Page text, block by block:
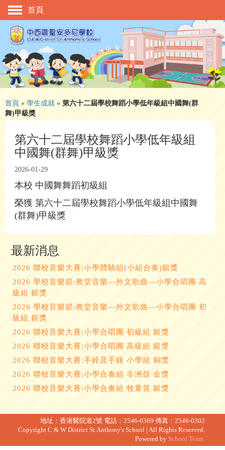
主頁
校慶活動
管理與組織
學與教
校風及學生支援
學生表現
相片及影片
入學申請
家長教師會
校友會
首頁
首頁 » 學生成就 » 第六十二屆學校舞蹈小學低年級組中國舞(群
舞)甲級獎
第六十二屆學校舞蹈小學低年級組
中國舞(群舞)甲級獎
2026-01-29
本校 中國舞舞蹈初級組
榮獲 第六十二屆學校舞蹈小學低年級組中國舞
(群舞)甲級獎
最新消息
2026 聯校音樂大賽:小學體驗組(小組合奏)銀獎
2026 學校音樂節:教堂音樂—外文歌曲—小學合唱團 高
級組 銀獎
2026 學校音樂節:教堂音樂—外文歌曲—小學合唱團 初
級組 銀獎
2026 聯校音樂大賽:小學合唱團 初級組 銀獎
2026 聯校音樂大賽:小學合唱團 高級組 銀獎
2026 聯校音樂大賽:手鈴及手鐘 小學組 銅獎
2026 聯校音樂大賽:小學合奏組 非洲鼓 金獎
2026 聯校音樂大賽:小學合奏組 牧童笛 銀獎
地址：香港醫院道2號 電話：2546-0369 傳真：2546-0302
Copyright C & W District St.Anthony's School | All Rights Reserved.
Powered by School Team.